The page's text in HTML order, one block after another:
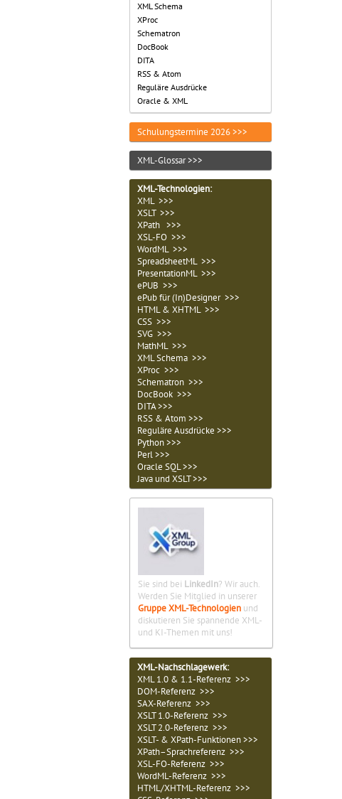
XML Schema
XProc
Schematron
DocBook
DITA
RSS & Atom
Reguläre Ausdrücke
Oracle & XML
Schulungstermine 2026 >>>
XML-Glossar >>>
XML-Technologien:
XML >>>
XSLT >>>
XPath >>>
XSL-FO >>>
WordML >>>
SpreadsheetML >>>
PresentationML >>>
ePUB >>>
ePub für (In)Designer >>>
HTML & XHTML >>>
CSS >>>
SVG >>>
MathML >>>
XML Schema >>>
XProc >>>
Schematron >>>
DocBook >>>
DITA >>>
RSS & Atom >>>
Reguläre Ausdrücke >>>
Python >>>
Perl >>>
Oracle SQL >>>
Java und XSLT >>>
Sie sind bei LinkedIn? Wir auch.
Werden Sie Mitglied in unserer
Gruppe XML-Technologien und
diskutieren Sie spannende XML-
und KI-Themen mit uns!
XML-Nachschlagewerk:
XML 1.0 & 1.1-Referenz >>>
DOM-Referenz >>>
SAX-Referenz >>>
XSLT 1.0-Referenz >>>
XSLT 2.0-Referenz >>>
XSLT- & XPath-Funktionen >>>
XPath–Sprachreferenz >>>
XSL-FO-Referenz >>>
WordML-Referenz >>>
HTML/XHTML-Referenz >>>